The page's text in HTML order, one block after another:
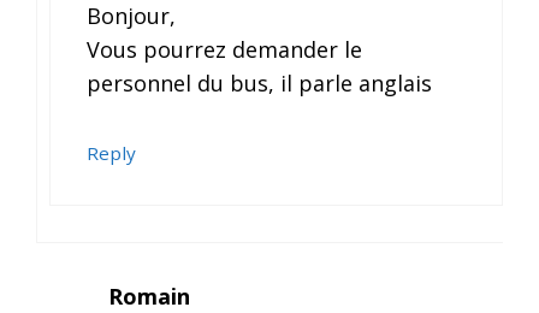
Bonjour,
Vous pourrez demander le
personnel du bus, il parle anglais
Reply
Romain